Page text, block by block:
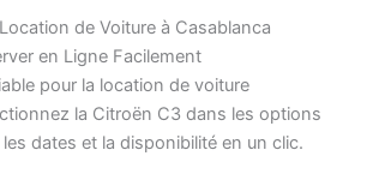
de Voiture à Casablanca
en Ligne Facilement
pour la location de voiture
la Citroën C3 dans les options
dates et la disponibilité en un clic.